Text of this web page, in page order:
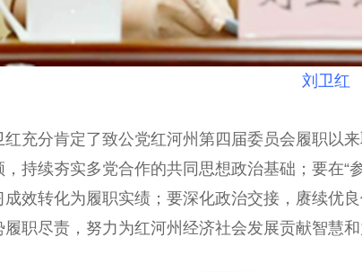
刘卫红
分肯定了致公党红河州第四届委员会履职以来
，持续夯实多党合作的共同思想政治基础；要在“
成效转化为履职实绩；要深化政治交接，赓续优
职尽责，努力为红河州经济社会发展贡献智慧和